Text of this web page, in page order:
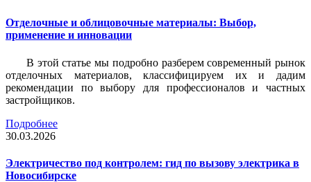
Отделочные и облицовочные материалы: Выбор,
применение и инновации
В этой статье мы подробно разберем современный рынок
отделочных материалов, классифицируем их и дадим
рекомендации по выбору для профессионалов и частных
застройщиков.
Подробнее
30.03.2026
Электричество под контролем: гид по вызову электрика в
Новосибирске